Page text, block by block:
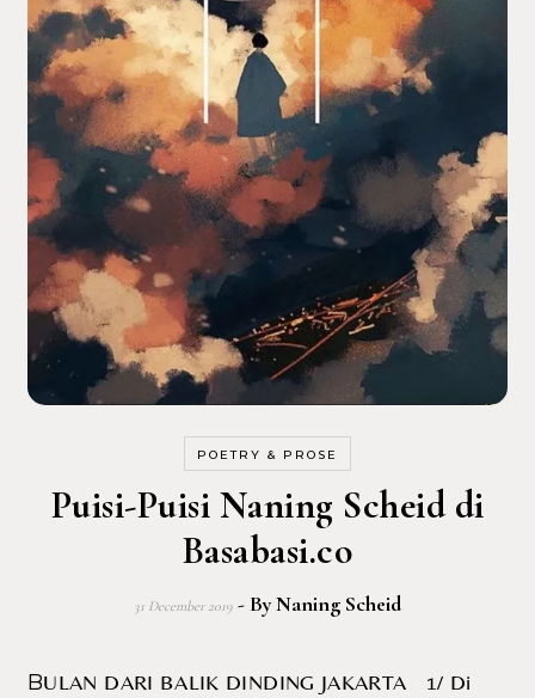
POETRY & PROSE
Puisi-Puisi Naning Scheid di
Basabasi.co
31 December 2019 - ByNaning Scheid
BULAN DARI BALIK DINDING JAKARTA 1/ Di